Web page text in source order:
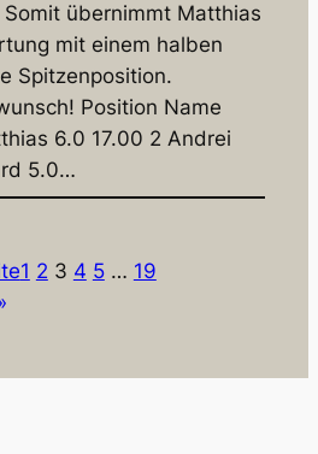
übernimmt Matthias
mit einem halben
Spitzenposition.
Position Name
6.0 17.00 2 Andrei
5.0…
1 2 3 4 5 … 19